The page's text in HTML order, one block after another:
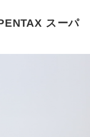
スーパ